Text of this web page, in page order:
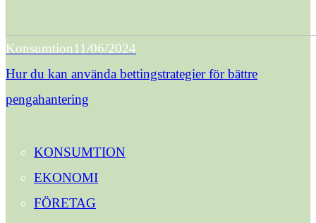
Konsumtion11/06/2024
Hur du kan använda bettingstrategier för bättre
pengahantering
KONSUMTION
EKONOMI
FÖRETAG